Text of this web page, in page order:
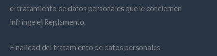
el tratamiento de datos personales que le conciernen
infringe el Reglamento.
Finalidad del tratamiento de datos personales